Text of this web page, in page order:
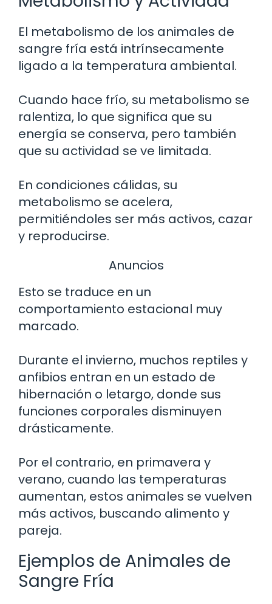
El metabolismo de los animales de
sangre fría está intrínsecamente
ligado a la temperatura ambiental.
Cuando hace frío, su metabolismo se
ralentiza, lo que significa que su
energía se conserva, pero también
que su actividad se ve limitada.
En condiciones cálidas, su
metabolismo se acelera,
permitiéndoles ser más activos, cazar
y reproducirse.
Anuncios
Esto se traduce en un
comportamiento estacional muy
marcado.
Durante el invierno, muchos reptiles y
anfibios entran en un estado de
hibernación o letargo, donde sus
funciones corporales disminuyen
drásticamente.
Por el contrario, en primavera y
verano, cuando las temperaturas
aumentan, estos animales se vuelven
más activos, buscando alimento y
pareja.
Ejemplos de Animales de
Sangre Fría